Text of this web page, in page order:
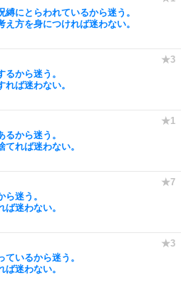
縛にとらわれているから迷う。
え方を身につければ迷わない。
るから迷う。
れば迷わない。
るから迷う。
てれば迷わない。
ら迷う。
ば迷わない。
ているから迷う。
ば迷わない。